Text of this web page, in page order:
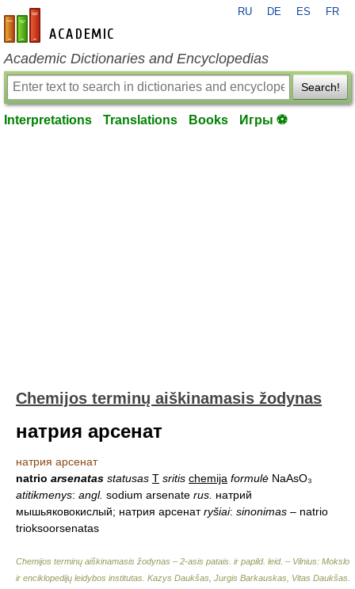
en-academic.com
RU DE ES FR
Academic Dictionaries and Encyclopedias
Search!
Interpretations Translations Books Игры ⚽
Chemijos terminų aiškinamasis žodynas
натрия арсенат
натрия арсенат
natrio arsenatas statusas T sritis chemija formulė NaAsO₃
atitikmenys: angl. sodium arsenate rus. натрий
мышьяковокислый; натрия арсенатryšiai: sinonimas – natrio
trioksoorsenatas
Chemijos terminų aiškinamasis žodynas – 2-asis patais. ir papild. leid. – Vilnius: Mokslo
ir enciklopedijų leidybos institutas Kazys Daukšas, Jurgis Barkauskas, Vitas Daukšas